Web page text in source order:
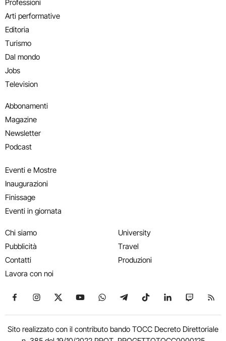
Professioni
Arti performative
Editoria
Turismo
Dal mondo
Jobs
Television
Abbonamenti
Magazine
Newsletter
Podcast
Eventi e Mostre
Inaugurazioni
Finissage
Eventi in giornata
Chi siamo
Pubblicità
Contatti
Lavora con noi
University
Travel
Produzioni
Seguici su Facebook
Seguici su Instagram
Seguici su X
Seguici su YouTube
Seguici su WhatsApp
Seguici su Telegram
Seguici su TikTok
Seguici su
Seguici
Sito realizzato con il contributo bando TOCC Decreto Direttoriale